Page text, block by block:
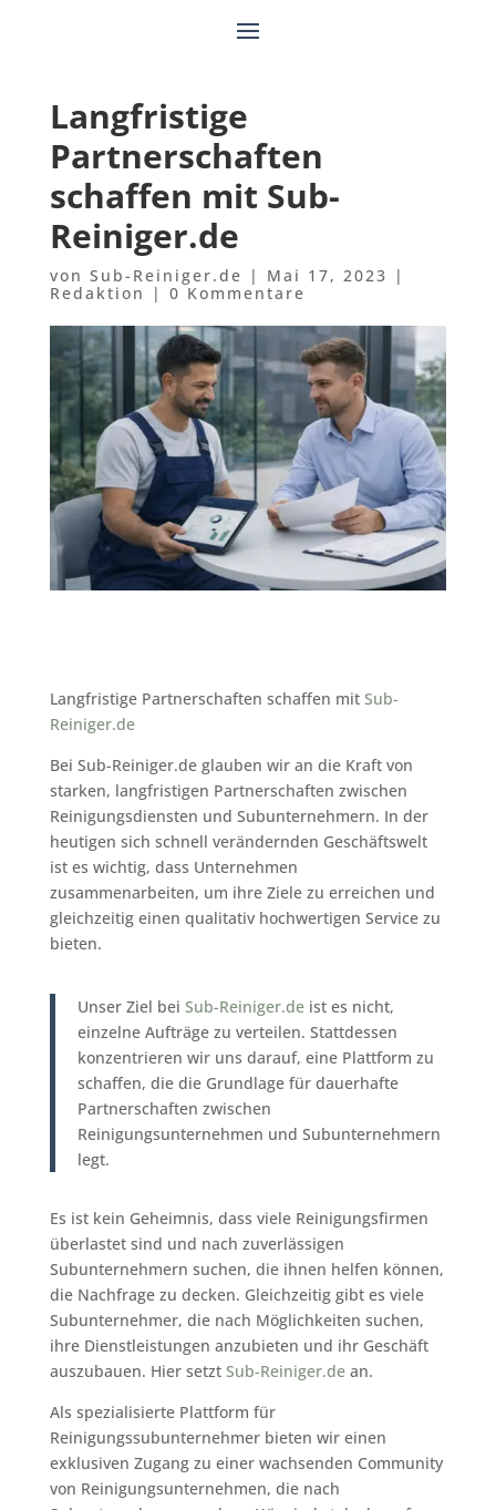
Langfristige
Partnerschaften
schaffen mit Sub-
Reiniger.de
von Sub-Reiniger.de | Mai 17, 2023 |
Redaktion
| 0 Kommentare
Langfristige Partnerschaften schaffen mit Sub-
Reiniger.de
Bei Sub-Reiniger.de glauben wir an die Kraft von
starken, langfristigen Partnerschaften zwischen
Reinigungsdiensten und Subunternehmern. In der
heutigen sich schnell verändernden Geschäftswelt
ist es wichtig, dass Unternehmen
zusammenarbeiten, um ihre Ziele zu erreichen und
gleichzeitig einen qualitativ hochwertigen Service zu
bieten.
Unser Ziel bei Sub-Reiniger.deist es nicht,
einzelne Aufträge zu verteilen. Stattdessen
konzentrieren wir uns darauf, eine Plattform zu
schaffen, die die Grundlage für dauerhafte
Partnerschaften zwischen
Reinigungsunternehmen und Subunternehmern
legt.
Es ist kein Geheimnis, dass viele Reinigungsfirmen
überlastet sind und nach zuverlässigen
Subunternehmern suchen, die ihnen helfen können,
die Nachfrage zu decken. Gleichzeitig gibt es viele
Subunternehmer, die nach Möglichkeiten suchen,
ihre Dienstleistungen anzubieten und ihr Geschäft
auszubauen. Hier setzt Sub-Reiniger.dean.
Als spezialisierte Plattform für
Reinigungssubunternehmer bieten wir einen
exklusiven Zugang zu einer wachsenden Community
von Reinigungsunternehmen, die nach